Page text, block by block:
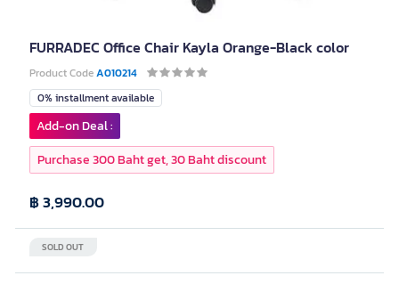
FURRADEC Office Chair Kayla Orange-Black color
Product CodeA010214
0% installment available
SOLD OUT
฿ 3,990.00
Add-on Deal :
Purchase 300 Baht get, 30 Baht discount